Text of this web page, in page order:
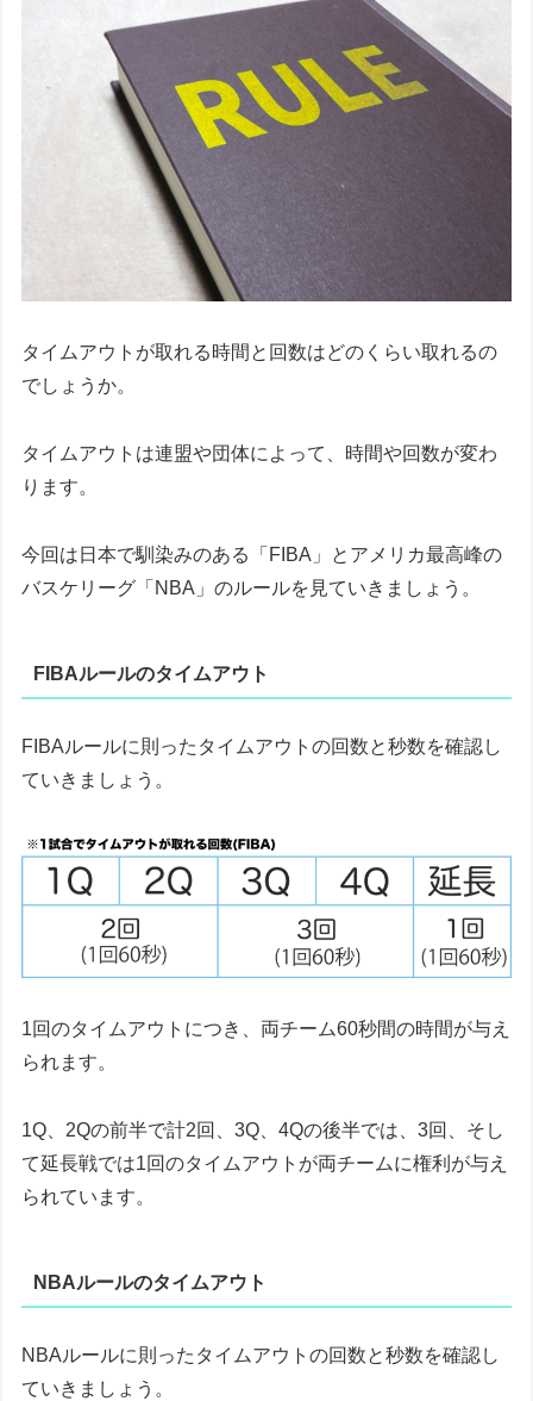
タイムアウトが取れる時間と回数はどのくらい取れるの
でしょうか。
タイムアウトは連盟や団体によって、時間や回数が変わ
ります。
今回は日本で馴染みのある「FIBA」とアメリカ最高峰の
バスケリーグ「NBA」のルールを見ていきましょう。
FIBAルールのタイムアウト
FIBAルールに則ったタイムアウトの回数と秒数を確認し
ていきましょう。
1回のタイムアウトにつき、両チーム60秒間の時間が与え
られます。
1Q、2Qの前半で計2回、3Q、4Qの後半では、3回、そし
て延長戦では1回のタイムアウトが両チームに権利が与え
られています。
NBAルールのタイムアウト
NBAルールに則ったタイムアウトの回数と秒数を確認し
ていきましょう。